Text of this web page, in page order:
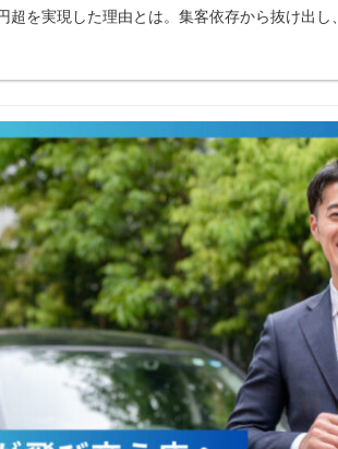
超を実現した理由とは。集客依存から抜け出